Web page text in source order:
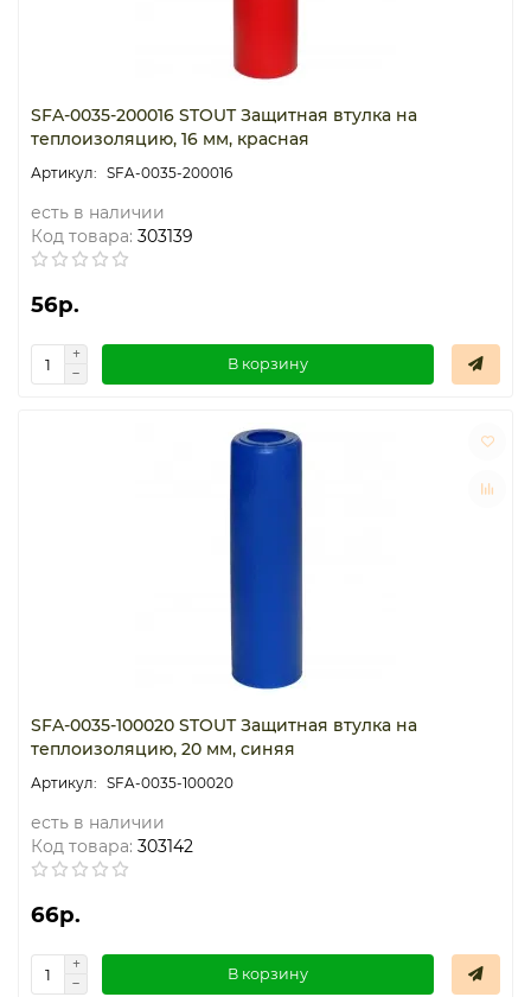
SFA-0035-200016 STOUT Защитная втулка на
теплоизоляцию, 16 мм, красная
SFA-0035-200016
есть в наличии
Код товара: 303139
56р.
В корзину
SFA-0035-100020 STOUT Защитная втулка на
теплоизоляцию, 20 мм, синяя
SFA-0035-100020
есть в наличии
Код товара: 303142
66р.
В корзину